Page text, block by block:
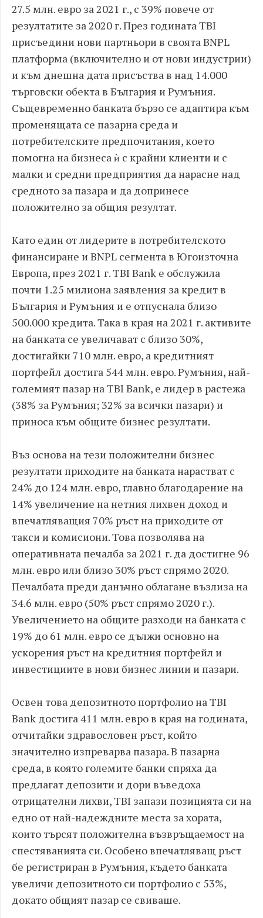
27.5 млн. евро за 2021 г., с 39% повече от
резултатите за 2020 г. През годината TBI
присъедини нови партньори в своята BNPL
платформа (включително и от нови индустрии)
и към днешна дата присъства в над 14.000
търговски обекта в България и Румъния.
Същевременно банката бързо се адаптира към
променящата се пазарна среда и
потребителските предпочитания, което
помогна на бизнеса ѝ с крайни клиенти и с
малки и средни предприятия да нарасне над
средното за пазара и да допринесе
положително за общия резултат.
Като един от лидерите в потребителското
финансиране и BNPL сегмента в Югоизточна
Европа, през 2021 г. TBI Bank е обслужила
почти 1.25 милиона заявления за кредит в
България и Румъния и е отпуснала близо
500.000 кредита. Така в края на 2021 г. активите
на банката се увеличават с близо 30%,
достигайки 710 млн. евро, а кредитният
портфейл достига 544 млн. евро. Румъния, най-
големият пазар на TBI Bank, е лидер в растежа
(38% за Румъния; 32% за всички пазари) и
приноса към общите бизнес резултати.
Въз основа на тези положителни бизнес
резултати приходите на банката нарастват с
24% до 124 млн. евро, главно благодарение на
14% увеличение на нетния лихвен доход и
впечатляващия 70% ръст на приходите от
такси и комисиони. Това позволява на
оперативната печалба за 2021 г. да достигне 96
млн. евро или близо 30% ръст спрямо 2020.
Печалбата преди данъчно облагане възлиза на
34.6 млн. евро (50% ръст спрямо 2020 г.).
Увеличението на общите разходи на банката с
19% до 61 млн. евро се дължи основно на
ускорения ръст на кредитния портфейл и
инвестициите в нови бизнес линии и пазари.
Освен това депозитното портфолио на TBI
Bank достига 411 млн. евро в края на годината,
отчитайки здравословен ръст, който
значително изпреварва пазара. В пазарна
среда, в която големите банки спряха да
предлагат депозити и дори въведоха
отрицателни лихви, TBI запази позицията си на
едно от най-надеждните места за хората,
които търсят положителна възвръщаемост на
спестяванията си. Особено впечатляващ ръст
бе регистриран в Румъния, където банката
увеличи депозитното си портфолио с 53%,
докато общият пазар се свиваше.